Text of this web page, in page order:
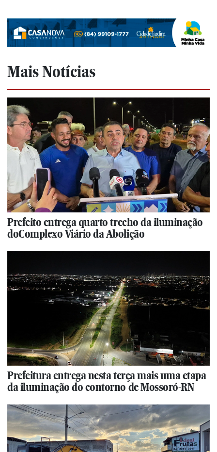
Mais Notícias
Prefeito entrega quarto trecho da iluminação
doComplexo Viário da Abolição
Prefeitura entrega nesta terça mais uma etapa
da iluminação do contorno de Mossoró-RN